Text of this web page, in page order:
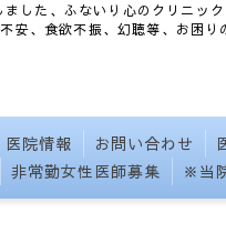
した、ふないり心のクリニック
安、食欲不振、幻聴等、お困り
医院情報 お問い合わせ
非常勤女性医師募集 ※当